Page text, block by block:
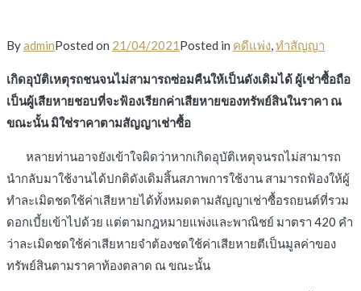
ByadminPosted on 21/04/2021Posted in คดีแพ่ง,ทำสัญญา
เกิดอุบัติเหตุรถชนจนไม่สามารถซ่อมคืนให้เป็นดังเดิมได้ ผู้เช่าซื้อถือ
เป็นผู้เสียหายชอบที่จะฟ้องเรียกค่าเสียหายของทรัพย์สินในราคา ณ
ขณะนั้น มิใช่ราคาตามสัญญาเช่าซื้อ
หลายท่านอาจยังเข้าใจผิดว่าหากเกิดอุบัติเหตุจนรถไม่สามารถ
นำกลับมาใช้งานได้ปกติดังเดิมสิ้นสภาพการใช้งาน สามารถฟ้องให้ผู้
ทำละเมิดชดใช้ค่าเสียหายได้ทั้งหมดตามสัญญาเช่าซื้อรถยนต์ที่รวม
ดอกเบี้ยเข้าไปด้วย แต่ตามกฎหมายแพ่งและพาณิชย์ มาตรา 420 คำ
ว่าละเมิดชดใช้ค่าเสียหายจำต้องชดใช้ค่าเสียหายตีเป็นมูลค่าของ
ทรัพย์สินตามราคาท้องตลาด ณ ขณะนั้น